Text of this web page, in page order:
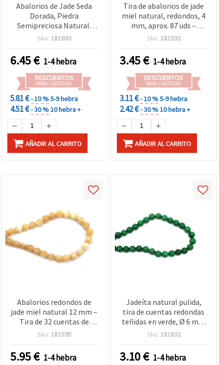
Abalorios de Jade Seda
Dorada, Piedra
Semipreciosa Natural,
Grado A, Redondas 8 mm,
Bisutería, Pulseras,
Collares y Manualidades
DIY
Sku: 181693
6.45€ 1-4 hebra
DESCUENTOS
PARA CANTIDAD
5.81 €- 10 %5-9 hebra
4.51 €- 30 %10 hebra +
AÑADIR AL CARRITO
Tira de abalorios de jade
miel natural, redondos, 4
mm, aprox. 87 uds –
Cuentas semipreciosas
manualidades DIY
Sku: 181592
3.45€ 1-4 hebra
DESCUENTOS
PARA CANTIDAD
3.11 €- 10 %5-9 hebra
2.42 €- 30 %10 hebra +
AÑADIR AL CARRITO
Abalorios redondos de
jade miel natural 12 mm –
Tira de 32 cuentas de
piedra semipreciosa para
Sku: 181595
5.95€ 1-4 hebra
Jadeíta natural pulida,
tira de cuentas redondas
teñidas en verde, Ø 6 mm
(aprox. 62 uds) — piedra
bisutería y manualidades
Sku: 181832
3.10€ 1-4 hebra